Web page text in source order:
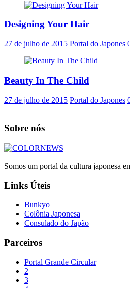
Designing Your Hair
27 de julho de 2015 Portal do Japones
Beauty In The Child
27 de julho de 2015 Portal do Japones
Sobre nós
Somos um portal da cultura japonesa
Links Úteis
Bunkyo
Colônia Japonesa
Consulado do Japão
Parceiros
Portal Grande Circular
2
3